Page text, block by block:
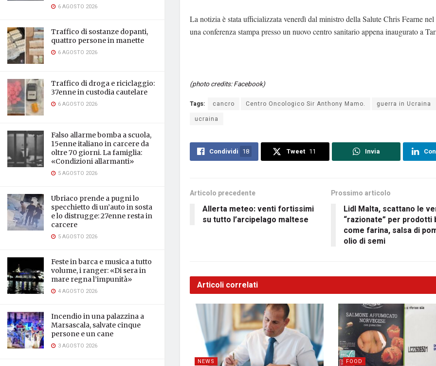
6 AGOSTO 2026
Traffico di sostanze dopanti,
quattro persone in manette
6 AGOSTO 2026
Traffico di droga e riciclaggio:
37enne in custodia cautelare
6 AGOSTO 2026
Falso allarme bomba a scuola,
15enne italiano in carcere da
oltre 70 giorni. La famiglia:
«Condizioni allarmanti»
5 AGOSTO 2026
Ubriaco prende a pugni lo
specchietto di un’auto in sosta
e lo distrugge: 27enne resta in
carcere
5 AGOSTO 2026
Feste in barca e musica a tutto
volume, i ranger: «Di sera in
mare regna l’impunità»
4 AGOSTO 2026
Incendio in una palazzina a
Marsascala, salvate cinque
persone e un cane
3 AGOSTO 2026
La notizia è stata ufficializzata venerdì dal ministro della Salute Chris Fearne
una conferenza stampa presso un nuovo centro sanitario appena inaugurato a
(photo credits: Facebook)
Tags: cancro Centro Oncologico Sir Anthony Mamo.
guerra in Ucraina
ucraina
Condividi 18 Tweet 11 Invia
Articolo precedente
Allerta meteo: venti fortissimi
su tutto l’arcipelago maltese
Prossimo articolo
Lidl Malta, scattano le
“razionate” per prodotti
come farina, salsa di
olio di semi
Articoli correlati
NEWS FOOD